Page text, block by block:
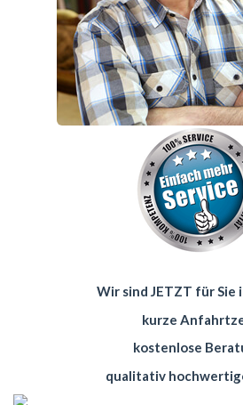
Wir sind JETZT für Sie
kurze
kostenlose
qualitativ